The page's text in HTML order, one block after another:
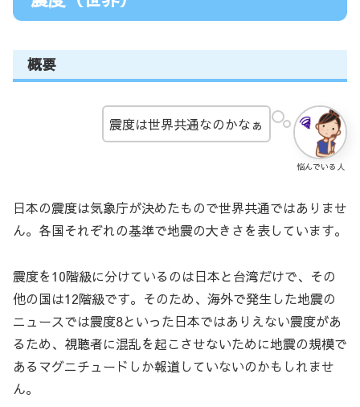
概要
悩んでいる人
震度は世界共通なのかなぁ
日本の震度は気象庁が決めたもので世界共通ではありませ
ん。各国それぞれの基準で地震の大きさを表しています。
震度を10階級に分けているのは日本と台湾だけで、その
他の国は12階級です。そのため、海外で発生した地震の
ニュースでは震度8といった日本ではありえない震度があ
るため、視聴者に混乱を起こさせないために地震の規模で
あるマグニチュードしか報道していないのかもしれませ
ん。